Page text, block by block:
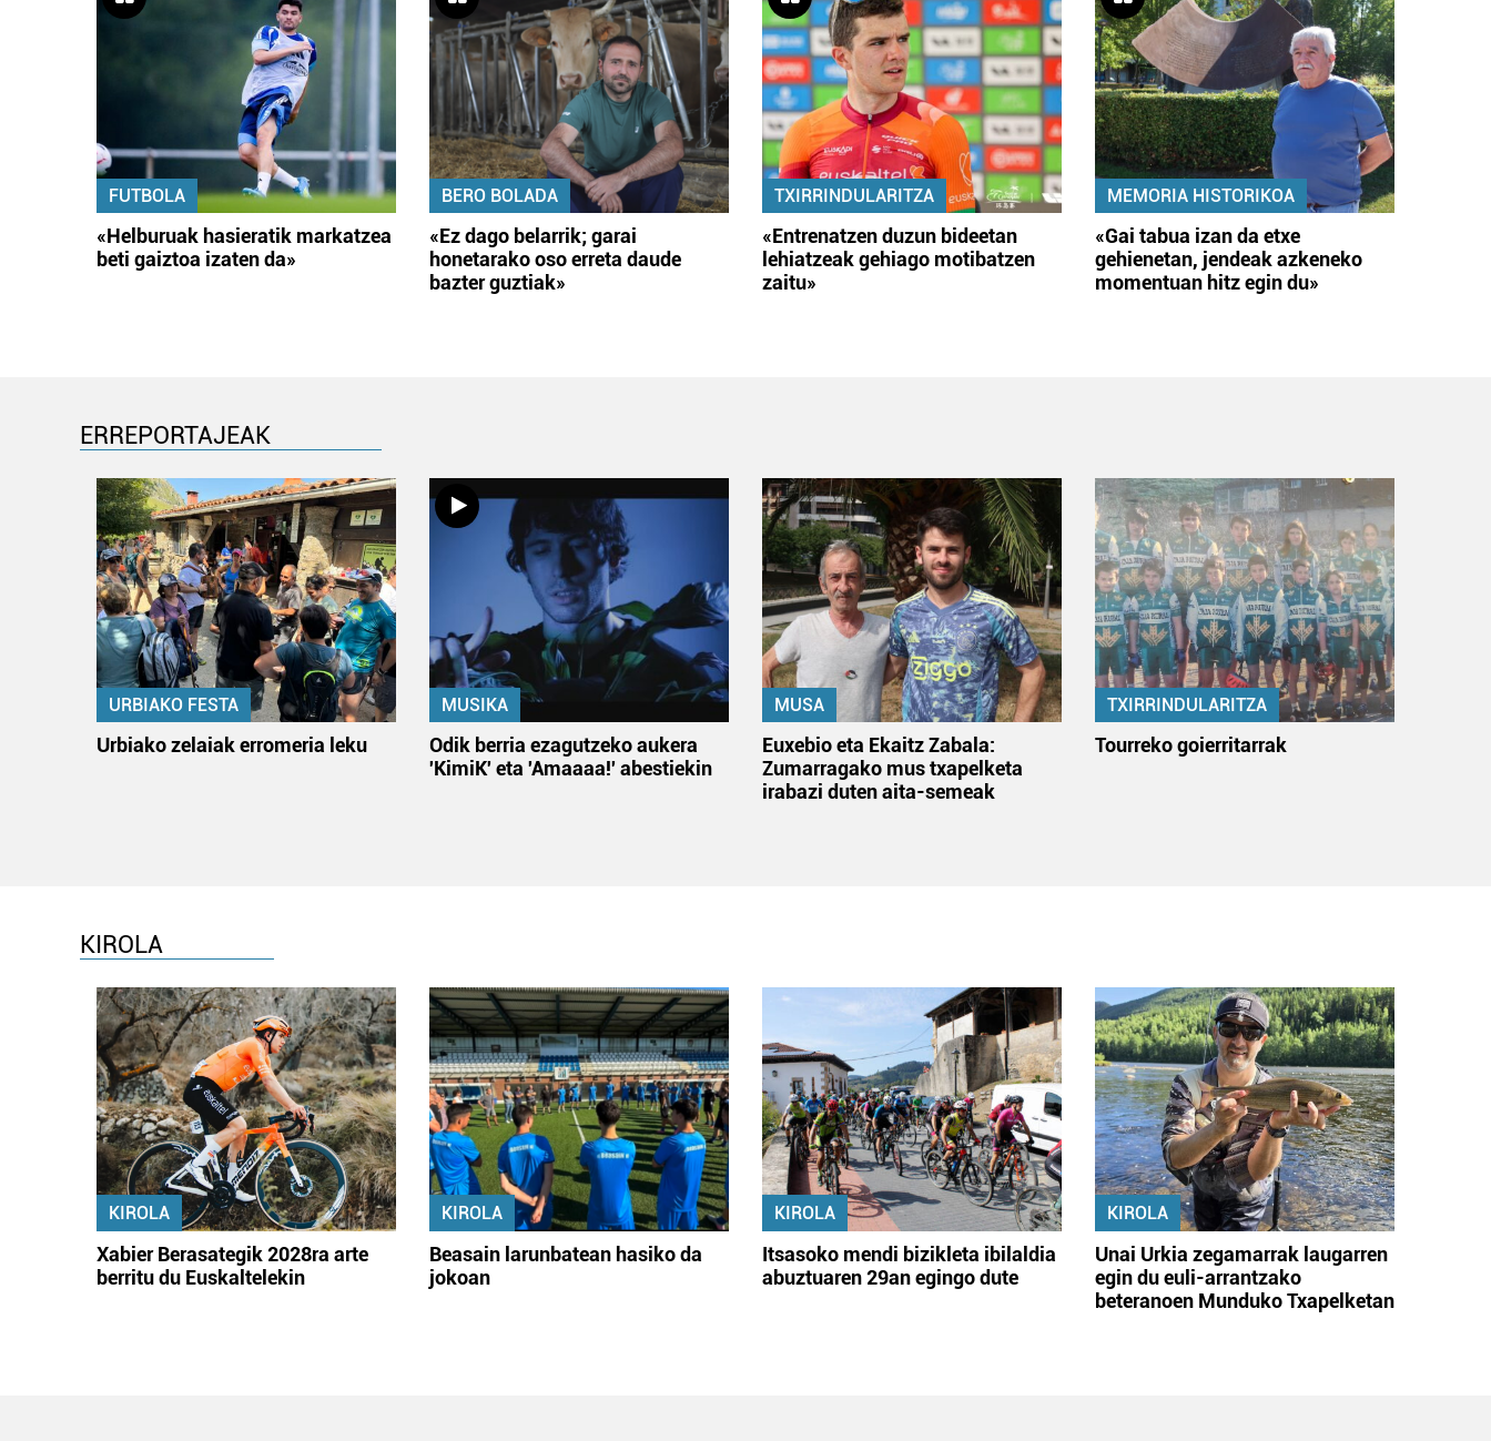
FUTBOLA
«Helburuak hasieratik markatzea
beti gaiztoa izaten da»
BERO BOLADA
«Ez dago belarrik; garai
honetarako oso erreta daude
bazter guztiak»
TXIRRINDULARITZA
«Entrenatzen duzun bideetan
lehiatzeak gehiago motibatzen
zaitu»
MEMORIA HISTORIKOA
«Gai tabua izan da etxe
gehienetan, jendeak azkeneko
momentuan hitz egin du»
ERREPORTAJEAK
URBIAKO FESTA
Urbiako zelaiak erromeria leku
MUSIKA
Odik berria ezagutzeko aukera
'KimiK' eta 'Amaaaa!' abestiekin
MUSA
Euxebio eta Ekaitz Zabala:
Zumarragako mus txapelketa
irabazi duten aita-semeak
TXIRRINDULARITZA
Tourreko goierritarrak
KIROLA
KIROLA
Xabier Berasategik 2028ra arte
berritu du Euskaltelekin
KIROLA
Beasain larunbatean hasiko da
jokoan
KIROLA
Itsasoko mendi bizikleta ibilaldia
abuztuaren 29an egingo dute
KIROLA
Unai Urkia zegamarrak laugarren
egin du euli-arrantzako
beteranoen Munduko Txapelketan